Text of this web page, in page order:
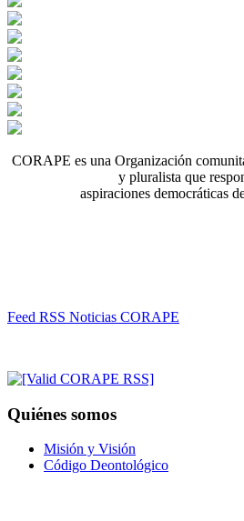
CORAPE es una Organización
y pluralista que
aspiraciones democráticas
Feed RSS Noticias CORAPE
Quiénes somos
Misión y Visión
Código Deontológico